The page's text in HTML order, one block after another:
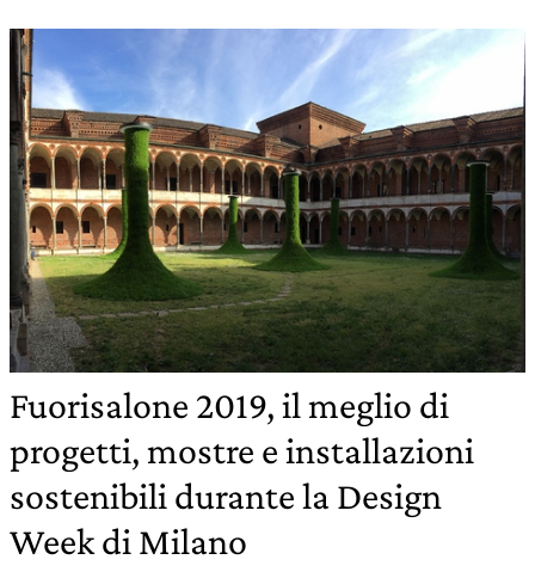
Fuorisalone 2019, il meglio di
progetti, mostre e installazioni
sostenibili durante la Design
Week di Milano